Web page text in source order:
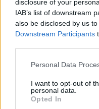
disclosure of your
IAB’s list of downstream
also be disclosed by us
Downstream Participants
Please note that this
not limited to your visit or
grant or deny consent to
use your data for below
Personal Data
I want to opt-out of
personal data.
Opted In